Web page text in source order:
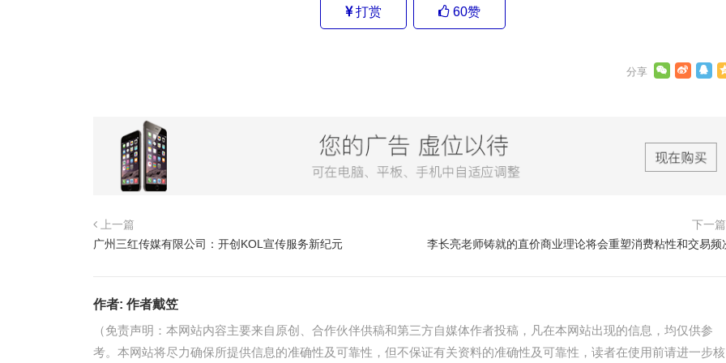
打赏 60赞
上一篇
广州三红传媒有限公司：开创KOL宣传服务新纪元
下一
李长亮老师铸就的直价商业理论将会重塑消费粘性和交易频
作者: 作者戴笠
（免责声明：本网站内容主要来自原创、合作伙伴供稿和第三方自媒体作者投稿，凡在本网站出现的信息，均仅供参
考。本网站将尽力确保所提供信息的准确性及可靠性，但不保证有关资料的准确性及可靠性，读者在使用前请进一步核